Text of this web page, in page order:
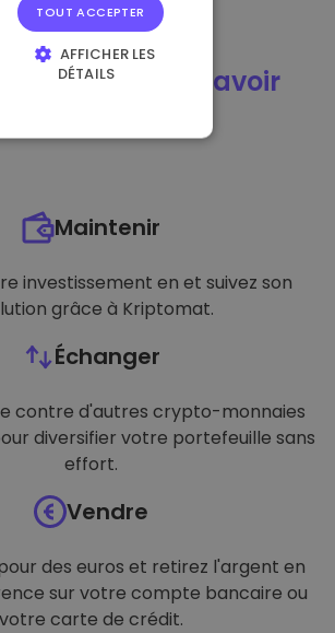
je faire
après avoir
Maintenir
investissement en et suivez son
grâce à Kriptomat.
Échanger
contre d'autres crypto-monnaies
diversifier votre portefeuille sans
effort.
Vendre
des euros et retirez l'argent en
sur votre compte bancaire ou
votre carte de crédit.
TOUT ACCEPTER
AFFICHER LES
DÉTAILS
FONCTIONNALITÉ